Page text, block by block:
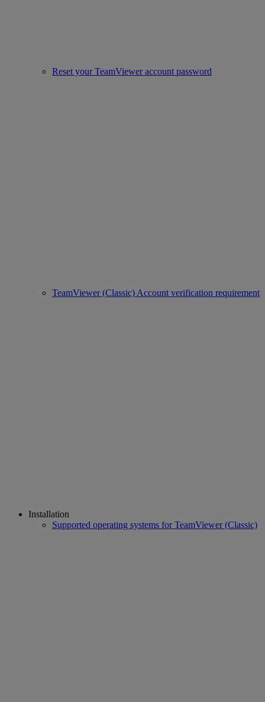
Reset your TeamViewer account password
TeamViewer (Classic) Account verification requirement
Installation
Supported operating systems for TeamViewer (Classic)